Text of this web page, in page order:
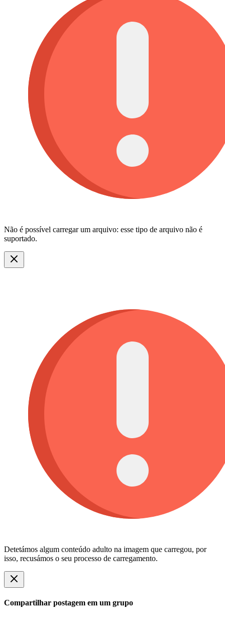
Não é possível carregar um arquivo: esse tipo de arquivo não é
suportado.
Detetámos algum conteúdo adulto na imagem que carregou, por
isso, recusámos o seu processo de carregamento.
Compartilhar postagem em um grupo